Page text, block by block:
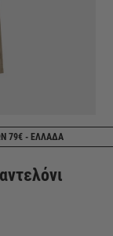
79€ - ΕΛΛΑΔΑ